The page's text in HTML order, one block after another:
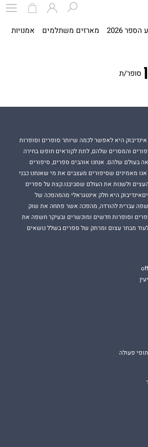
2026 מארזים משתלמים אמנויות
סופר/ת
היא לאפשר לכמה שיותר סופרים וסופרות
והמסרים שלהם, לתת לקוראים חופש בחירה
בעולם שלהם. אנחנו אוהבים ספרים, סיפורים
אנו מאמינים שסיפורים מעצבים את מי שאנחנו כבני
ולשנות את העולם שסביבנו.קצת על ספרים
היא חלק אינטגראלי מהמהפכה של
עברית להורדה, מהפכה אשר פתחה את שוק
וסופרות חדשים ומוכשרים ובעיקר חשפה את
מבחר עצום ומרתק של ספרים בשלל נושאים
פעולה